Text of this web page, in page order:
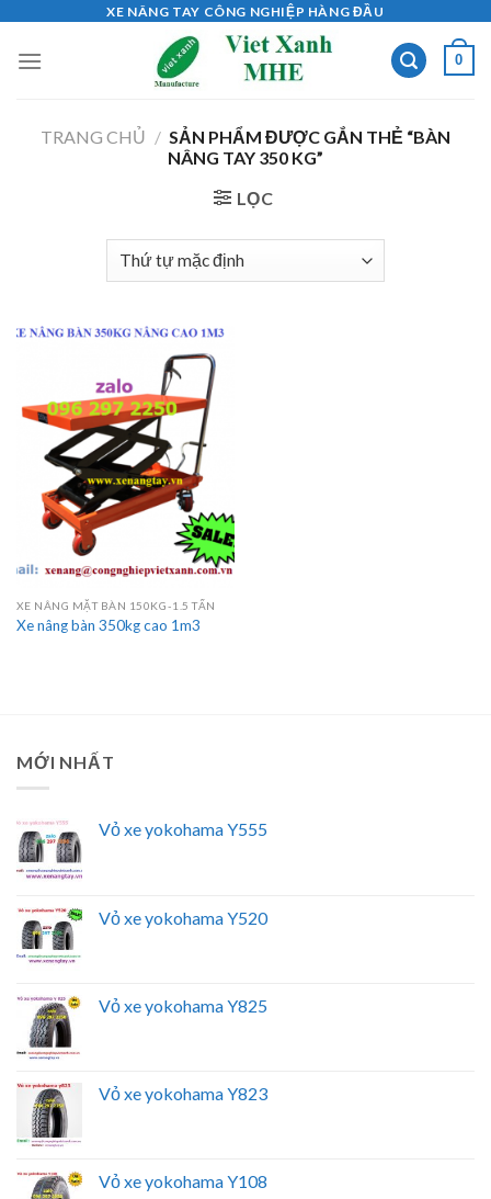
content
XE NÂNG TAY CÔNG NGHIỆP HÀNG ĐẦU
0
TRANG CHỦ / SẢN PHẨM ĐƯỢC GẮN THẺ “BÀN
NÂNG TAY 350 KG”
LỌC
XE NÂNG MẶT BÀN 150KG-1.5 TẤN
Xe nâng bàn 350kg cao 1m3
MỚI NHẤT
Vỏ xe yokohama Y555
Vỏ xe yokohama Y520
Vỏ xe yokohama Y825
Vỏ xe yokohama Y823
Vỏ xe yokohama Y108